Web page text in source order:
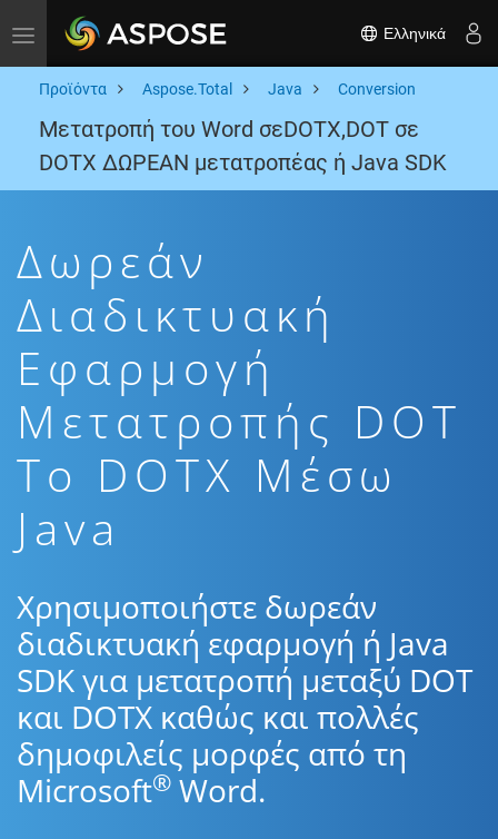
Toggle navigation Ελληνικά
Προϊόντα Aspose.Total Java Conversion
Μετατροπή του Word σεDOTX,DOT σε
DOTX ΔΩΡΕΑΝ μετατροπέας ή Java SDK
Δωρεάν
Διαδικτυακή
Εφαρμογή
Μετατροπής DOT
To DOTX Μέσω
Java
Χρησιμοποιήστε δωρεάν
διαδικτυακή εφαρμογή ή Java
SDK για μετατροπή μεταξύ DOT
και DOTX καθώς και πολλές
δημοφιλείς μορφές από τη
Microsoft® Word.